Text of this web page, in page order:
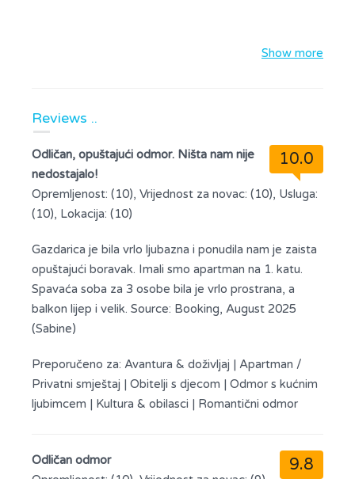
Show more
Reviews ..
10.0
Odličan, opuštajući odmor. Ništa nam nije
nedostajalo!
Opremljenost: (10), Vrijednost za novac: (10), Usluga:
(10), Lokacija: (10)
Gazdarica je bila vrlo ljubazna i ponudila nam je zaista
opuštajući boravak. Imali smo apartman na 1. katu.
Spavaća soba za 3 osobe bila je vrlo prostrana, a
balkon lijep i velik. Source: Booking, August 2025
(Sabine)
Preporučeno za: Avantura & doživljaj | Apartman /
Privatni smještaj | Obitelji s djecom | Odmor s kućnim
ljubimcem | Kultura & obilasci | Romantični odmor
9.8
Odličan odmor